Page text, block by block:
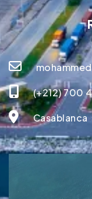
(+212) 700
Casablanca